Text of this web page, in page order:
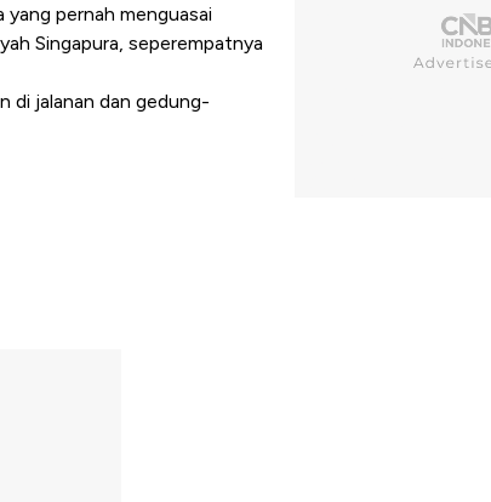
pernah menguasai
Singapura, seperempatnya
di jalanan dan gedung-